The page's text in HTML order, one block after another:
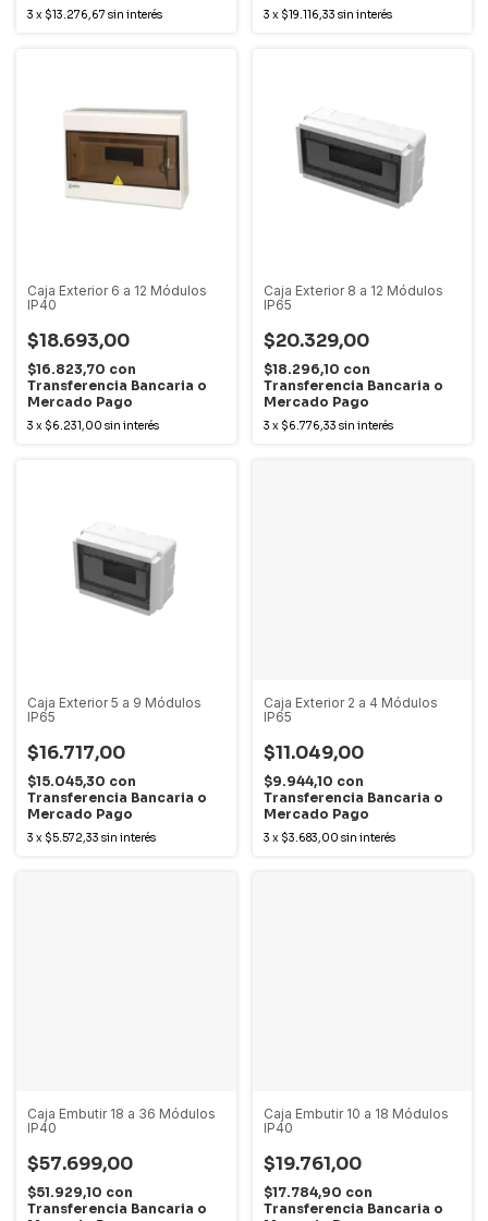
3 x $13.276,67 sin interés 3 x $19.116,33 sin interés
Caja Exterior 6 a 12 Módulos
IP40
$18.693,00
$16.823,70 con
Transferencia Bancaria o
Mercado Pago
3 x $6.231,00 sin interés
Caja Exterior 8 a 12 Módulos
IP65
$20.329,00
$18.296,10 con
Transferencia Bancaria o
Mercado Pago
3 x $6.776,33 sin interés
Caja Exterior 5 a 9 Módulos
IP65
$16.717,00
$15.045,30 con
Transferencia Bancaria o
Mercado Pago
3 x $5.572,33 sin interés
Caja Exterior 2 a 4 Módulos
IP65
$11.049,00
$9.944,10 con
Transferencia Bancaria o
Mercado Pago
3 x $3.683,00 sin interés
Caja Embutir 18 a 36 Módulos
IP40
$57.699,00
$51.929,10 con
Transferencia Bancaria o
Caja Embutir 10 a 18 Módulos
IP40
$19.761,00
$17.784,90 con
Transferencia Bancaria o